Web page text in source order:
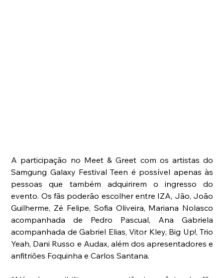
A participação no Meet & Greet com os artistas do
Samgung Galaxy Festival Teen é possível apenas às
pessoas que também adquirirem o ingresso do
evento. Os fãs poderão escolher entre IZA, Jão, João
Guilherme, Zé Felipe, Sofia Oliveira, Mariana Nolasco
acompanhada de Pedro Pascual, Ana Gabriela
acompanhada de Gabriel Elias, Vitor Kley, Big Up!, Trio
Yeah, Dani Russo e Audax, além dos apresentadores e
anfitriões Foquinha e Carlos Santana.